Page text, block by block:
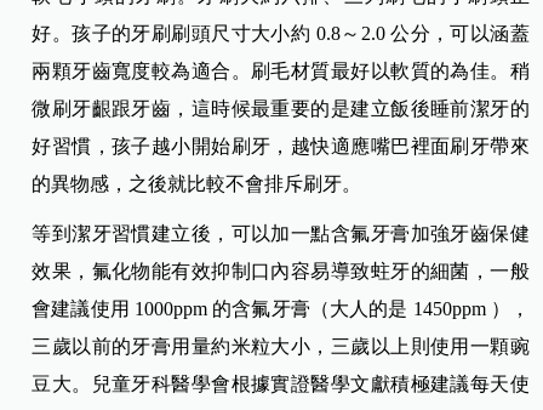
好。孩子的牙刷刷頭尺寸大小約 0.8～2.0 公分，可以涵蓋
兩顆牙齒寬度較為適合。刷毛材質最好以軟質的為佳。稍
微刷牙齦跟牙齒，這時候最重要的是建立飯後睡前潔牙的
好習慣，孩子越小開始刷牙，越快適應嘴巴裡面刷牙帶來
的異物感，之後就比較不會排斥刷牙。
等到潔牙習慣建立後，可以加一點含氟牙膏加強牙齒保健
效果，氟化物能有效抑制口內容易導致蛀牙的細菌，一般
會建議使用 1000ppm 的含氟牙膏（大人的是 1450ppm ），
三歲以前的牙膏用量約米粒大小，三歲以上則使用一顆豌
豆大。兒童牙科醫學會根據實證醫學文獻積極建議每天使